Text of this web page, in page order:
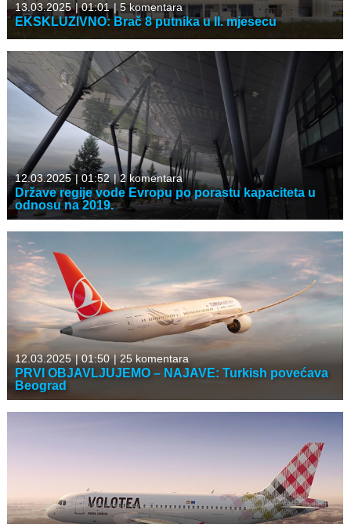
13.03.2025 |01:01 | 5 komentara
EKSKLUZIVNO: Brač 8 putnika u II. mjesecu
12.03.2025 |01:52 |2 komentara
Države regije vode Evropu po porastu kapaciteta u
odnosu na 2019.
12.03.2025 |01:50 |25 komentara
PRVI OBJAVLJUJEMO – NAJAVE: Turkish povećava
Beograd